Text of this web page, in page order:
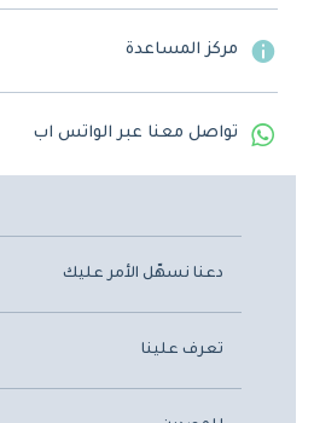
مركز المساعدة
تواصل معنا عبر الواتس اب
دعنا نسهّل الأمر عليك
تعرف علينا